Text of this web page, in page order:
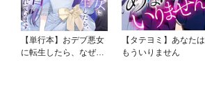
【単行本】おデブ悪女
に転生したら、なぜか
【タテヨミ】あなたは
もういりません